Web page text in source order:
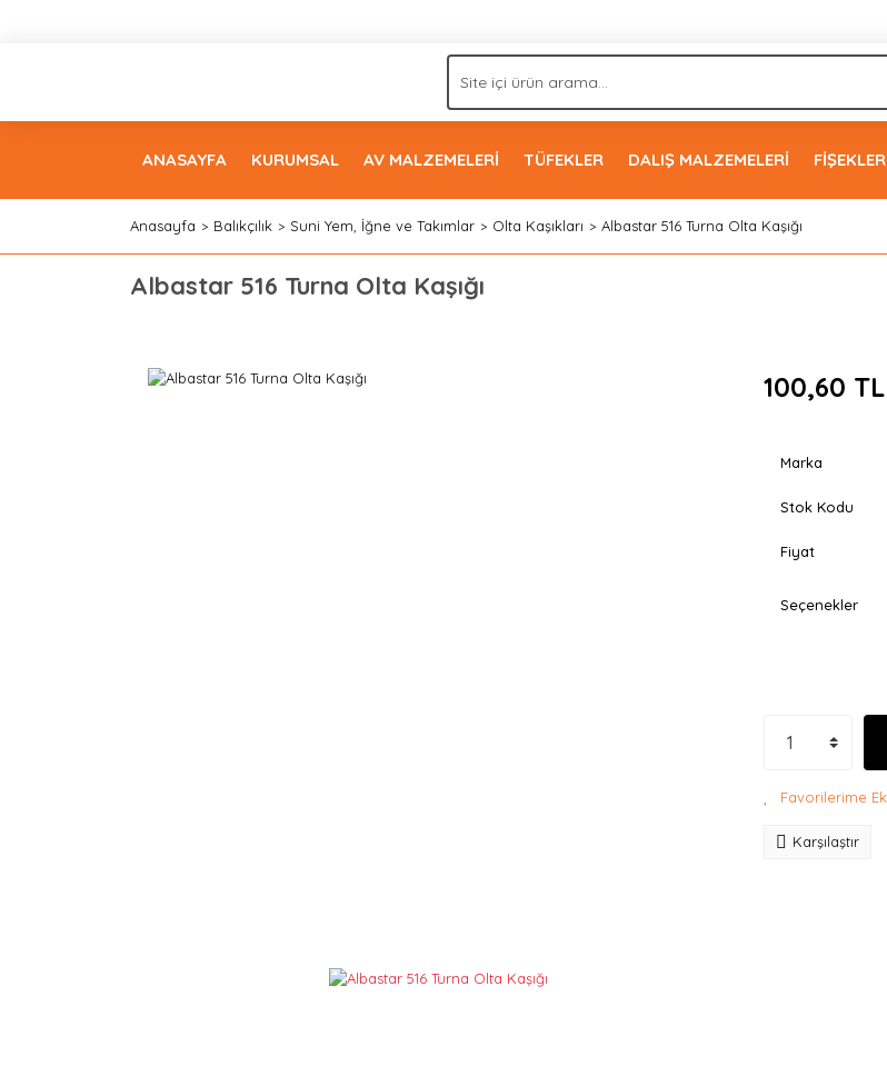
ANASAYFA KURUMSAL AV MALZEMELERİ TÜFEKLER DALIŞ MALZEMELERİ FİŞEKLER
Anasayfa Balıkçılık Suni Yem, İğne ve Takımlar Olta Kaşıkları Albastar 516 Turna Olta Kaşığı
Albastar 516 Turna Olta Kaşığı
100,60 TL
Marka
Stok Kodu
Fiyat
Seçenekler
Karşılaştır